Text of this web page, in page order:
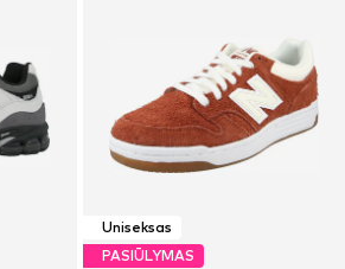
Uniseksas
PASIŪLYMAS